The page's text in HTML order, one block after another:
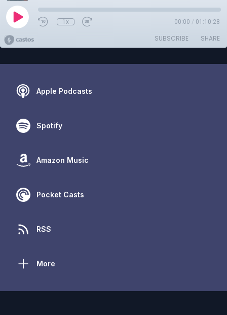
1x 00:00 / 01:10:28
SUBSCRIBE SHARE
Apple Podcasts
Spotify
Amazon Music
Pocket Casts
RSS
More